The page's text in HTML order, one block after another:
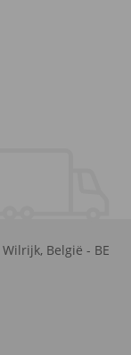
Wilrijk, België - BE